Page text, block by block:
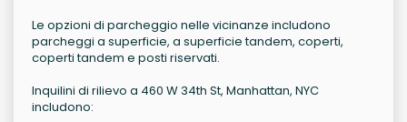
Le opzioni di parcheggio nelle vicinanze includono
parcheggi a superficie, a superficie tandem, coperti,
coperti tandem e posti riservati.
Inquilini di rilievo a 460 W 34th St, Manhattan, NYC
includono: